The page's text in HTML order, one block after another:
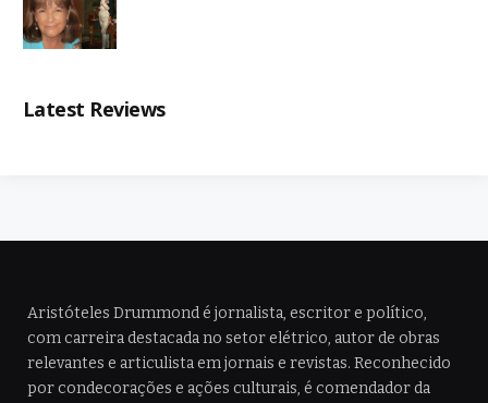
Latest Reviews
Aristóteles Drummond é jornalista, escritor e político,
com carreira destacada no setor elétrico, autor de obras
relevantes e articulista em jornais e revistas. Reconhecido
por condecorações e ações culturais, é comendador da